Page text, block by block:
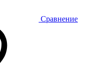
Сравнение